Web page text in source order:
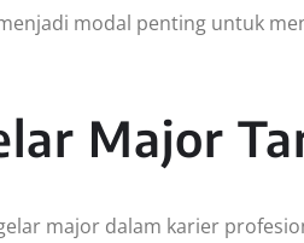
modal penting untuk
Major
major dalam karier